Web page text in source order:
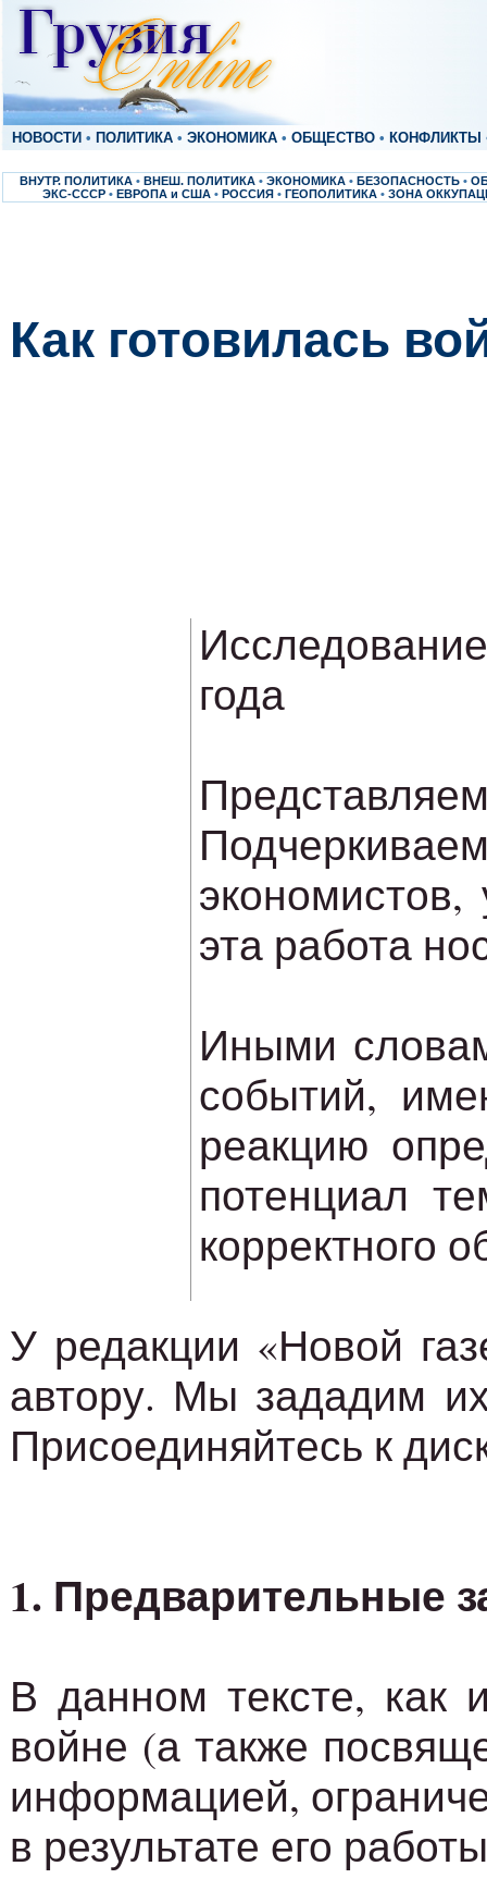
НОВОСТИ • ПОЛИТИКА • ЭКОНОМИКА • ОБЩЕСТВО • КОНФЛИКТЫ
ВНУТР. ПОЛИТИКА • ВНЕШ. ПОЛИТИКА • ЭКОНОМИКА • БЕЗОПАСНОСТЬ •
ЭКС-СССР • ЕВРОПА и США • РОССИЯ • ГЕОПОЛИТИКА • ЗОНА
Как готовилась
года
эта работа
Иными
событий,
реакцию
потенциал
корректного
У редакции «Новой
автору. Мы зададим
Присоединяйтесь к
1. Предварительные
В данном тексте, как
войне (а также
информацией,
в результате его